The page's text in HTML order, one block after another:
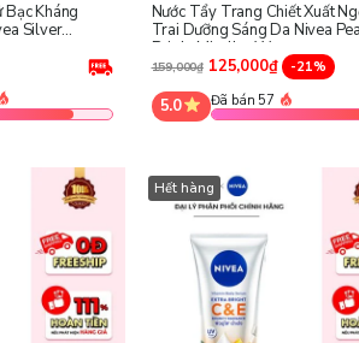
Bạc Kháng
Silver
Nước Tẩy Trang Chiết Xuất
Trai Dưỡng Sáng Da Nivea
Bright Micellar Water
159,000₫ 125,000₫ -21%
5.0 Đã bán 57
Hết hàng